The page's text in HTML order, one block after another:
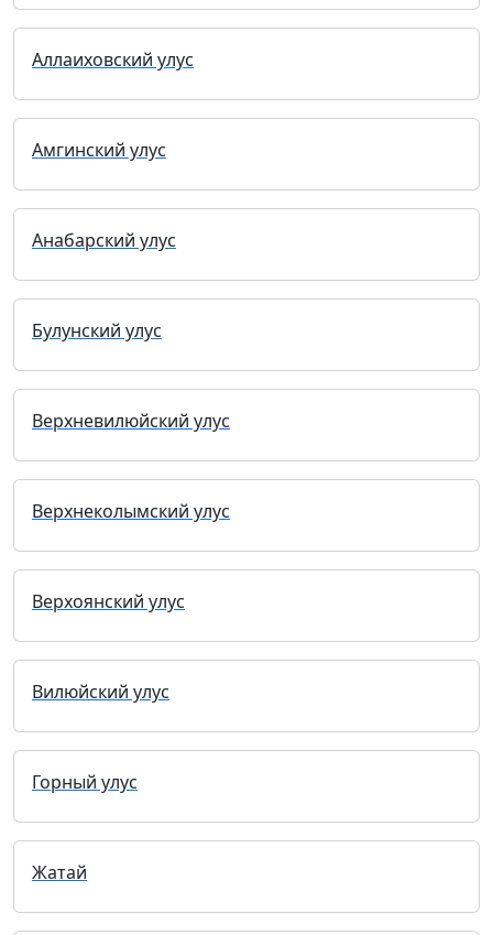
Аллаиховский улус
Амгинский улус
Анабарский улус
Булунский улус
Верхневилюйский улус
Верхнеколымский улус
Верхоянский улус
Вилюйский улус
Горный улус
Жатай